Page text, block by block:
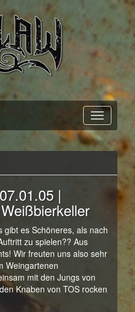
|
gibt es Schöneres, als nach
zu spielen?? Aus
Wir freuten uns also sehr
Weingartenen
mit den Jungs von
Knaben von TOS rocken